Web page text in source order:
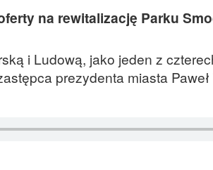
na rewitalizację Parku
i Ludową, jako jeden z
prezydenta miasta Paweł